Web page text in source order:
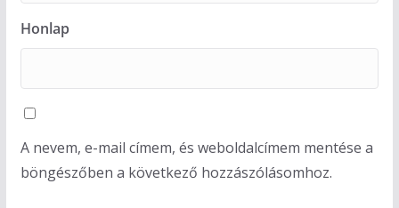
Honlap
A nevem, e-mail címem, és weboldalcímem mentése a
böngészőben a következő hozzászólásomhoz.